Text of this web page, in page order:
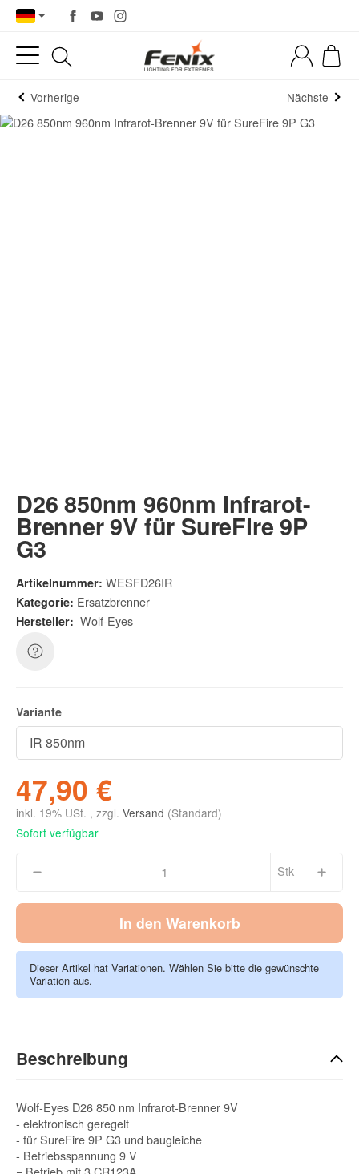
Vorherige Nächste
D26 850nm 960nm Infrarot-
Brenner 9V für SureFire 9P
G3
Artikelnummer: WESFD26IR
Kategorie: Ersatzbrenner
Hersteller: Wolf-Eyes
Variante
47,90 €
inkl. 19% USt. , zzgl. Versand (Standard)
Sofort verfügbar
Stk
In den Warenkorb
Dieser Artikel hat Variationen. Wählen Sie bitte die gewünschte
Variation aus.
Beschreibung
Wolf-Eyes D26 850 nm Infrarot-Brenner 9V
- elektronisch geregelt
- für SureFire 9P G3 und baugleiche
- Betriebsspannung 9 V